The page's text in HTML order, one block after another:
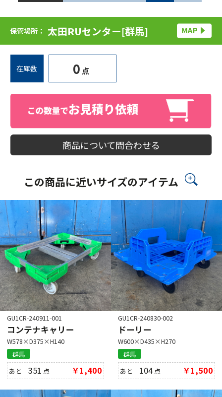
保管場所： 太田RUセンター[群馬]
在庫数 0 点
商品について問合わせる
この商品に近いサイズのアイテム
GU1CR-240911-001
コンテナキャリー
W578×D375×H140
群馬
あと351 点 ￥1,400
GU1CR-240830-002
ドーリー
W600×D435×H270
群馬
あと 104点 ￥1,500